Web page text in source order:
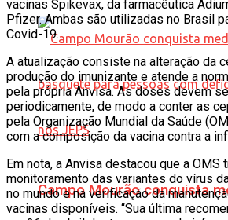
Campo Mourão conquista
vacinas Spikevax, da farmacêutica
Pfizer. Ambas são utilizadas no Brasil
Covid-19.
A atualização consiste na alteração da
produção do imunizante e atende a
pela própria Anvisa. As doses devem
periodicamente, de modo a conter as
pela Organização Mundial da Saúde
com a composição da vacina contra a
Em nota, a Anvisa destacou que a OMS
monitoramento das variantes do vírus
no mundo e na verificação da
vacinas disponíveis. “Sua última